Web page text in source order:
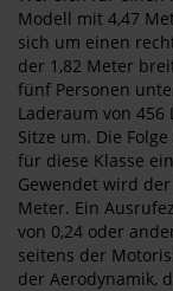
Modell mit 4,47
sich um einen
der 1,82 Meter
fünf Personen
Laderaum von
Sitze um. Die
für diese Klasse
Gewendet wird
Meter. Ein
von 0,24 oder
seitens der
der Aerodynamik,